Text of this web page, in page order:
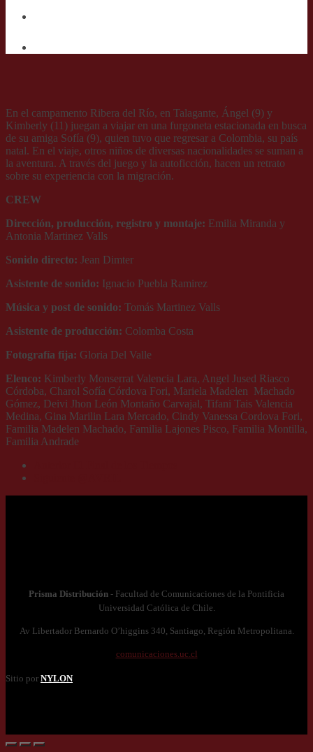
En el campamento Ribera del Río, en Talagante, Ángel (9) y
Kimberly (11) juegan a viajar en una furgoneta estacionada en busca
de su amiga Sofía (9), quien tuvo que regresar a Colombia, su país
natal. En el viaje, otros niños de diversas nacionalidades se suman a
la aventura. A través del juego y la autoficción, hacen un retrato
sobre su experiencia con la migración.
CREW
Dirección, producción, registro y montaje: Emilia Miranda y
Antonia Martinez Valls
Sonido directo: Jean Dimter
Asistente de sonido: Ignacio Puebla Ramirez
Música y post de sonido: Tomás Martinez Valls
Asistente de producción: Colomba Costa
Fotografía fija: Gloria Del Valle
Elenco: Kimberly Monserrat Valencia Lara, Angel Jused Riasco
Córdoba, Charol Sofía Córdova Fori, Mariela Madelen Machado
Gómez, Deivi Jhon León Montaño Carvajal, Tifani Tais Valencia
Medina, Gina Marilin Lara Mercado, Cindy Vanessa Cordova Fori,
Familia Madelen Machado, Familia Lajones Pisco, Familia Montilla,
Familia Andrade
Prisma Distribución - Facultad de Comunicaciones de la Pontificia
Universidad Católica de Chile.
Av Libertador Bernardo O’higgins 340, Santiago, Región Metropolitana.
comunicaciones.uc.cl
Sitio por NYLON